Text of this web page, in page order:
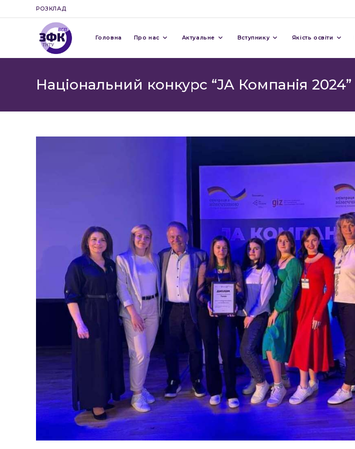
до
РОЗКЛАД
Головна Про нас Актуальне Вступнику Якість освіти
Національний конкурс “JA Компанія 2024”